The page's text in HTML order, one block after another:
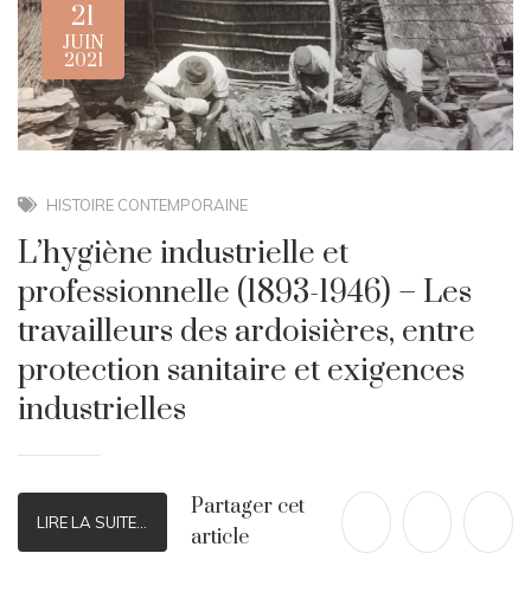
21
JUIN
2021
HISTOIRE CONTEMPORAINE
L’hygiène industrielle et
professionnelle (1893-1946) – Les
travailleurs des ardoisières, entre
protection sanitaire et exigences
industrielles
LIRE LA SUITE...
Partager cet
article